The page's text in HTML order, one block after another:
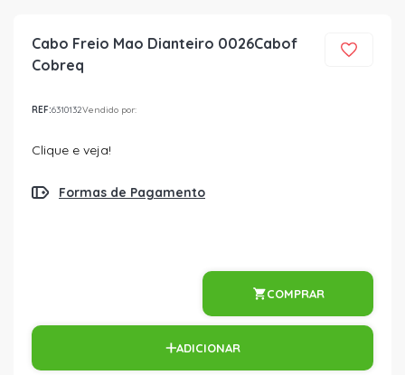
Cabo Freio Mao Dianteiro 0026Cabof
Cobreq
REF:6310132Vendido por:
Clique e veja!
Formas de Pagamento
COMPRAR
ADICIONAR